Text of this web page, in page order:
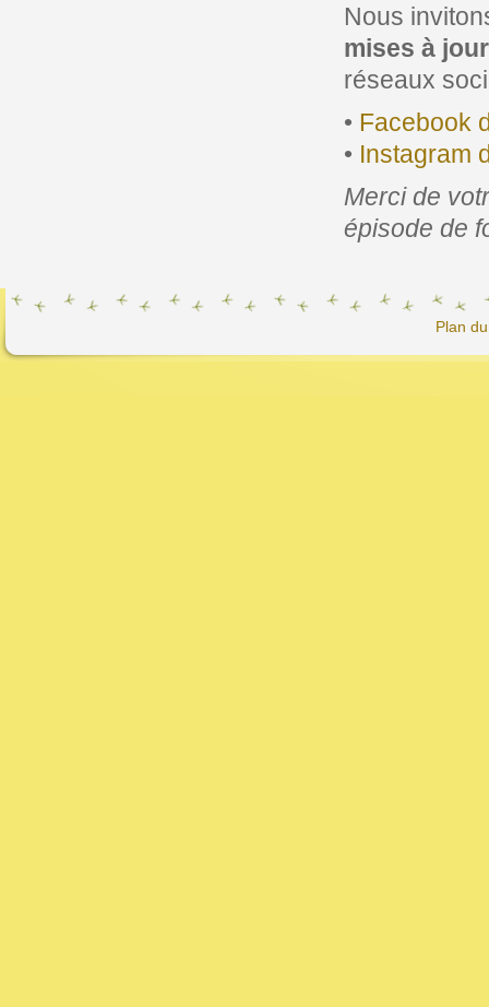
Nous
mises à
réseaux
• Facebook
• Instagram
Merci de
épisode de
Plan